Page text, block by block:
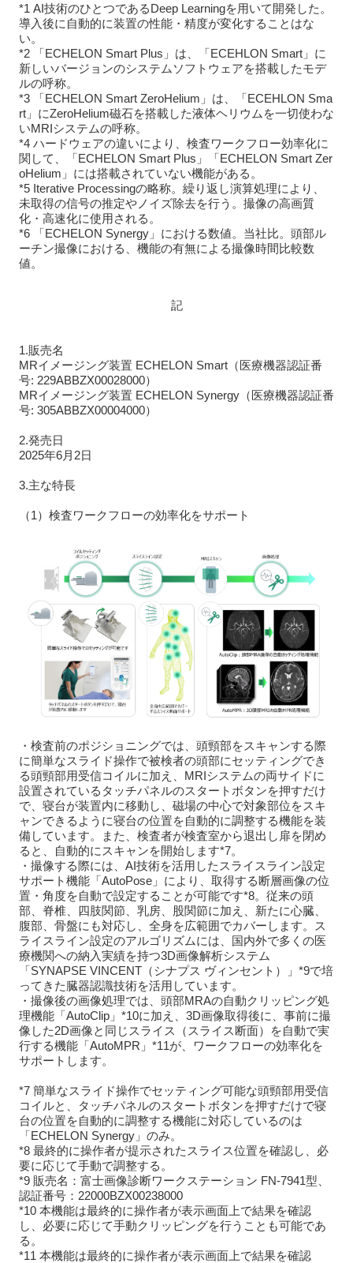
*1 AI技術のひとつであるDeep Learningを用いて開発した。
導入後に自動的に装置の性能・精度が変化することはな
い。
*2 「ECHELON Smart Plus」は、「ECEHLON Smart」に
新しいバージョンのシステムソフトウェアを搭載したモデ
ルの呼称。
*3 「ECHELON Smart ZeroHelium」は、「ECEHLON Sma
rt」にZeroHelium磁石を搭載した液体ヘリウムを一切使わな
いMRIシステムの呼称。
*4 ハードウェアの違いにより、検査ワークフロー効率化に
関して、「ECHELON Smart Plus」「ECHELON Smart Zer
oHelium」には搭載されていない機能がある。
*5 Iterative Processingの略称。繰り返し演算処理により、
未取得の信号の推定やノイズ除去を行う。撮像の高画質
化・高速化に使用される。
*6 「ECHELON Synergy」における数値。当社比。頭部ル
ーチン撮像における、機能の有無による撮像時間比較数
値。
記
1.販売名
MRイメージング装置 ECHELON Smart（医療機器認証番
号: 229ABBZX00028000）
MRイメージング装置 ECHELON Synergy（医療機器認証番
号: 305ABBZX00004000）
2.発売日
2025年6月2日
3.主な特長
（1）検査ワークフローの効率化をサポート
・検査前のポジショニングでは、頭頸部をスキャンする際
に簡単なスライド操作で被検者の頭部にセッティングでき
る頭頸部用受信コイルに加え、MRIシステムの両サイドに
設置されているタッチパネルのスタートボタンを押すだけ
で、寝台が装置内に移動し、磁場の中心で対象部位をスキ
ャンできるように寝台の位置を自動的に調整する機能を装
備しています。また、検査者が検査室から退出し扉を閉め
ると、自動的にスキャンを開始します*7。
・撮像する際には、AI技術を活用したスライスライン設定
サポート機能「AutoPose」により、取得する断層画像の位
置・角度を自動で設定することが可能です*8。従来の頭
部、脊椎、四肢関節、乳房、股関節に加え、新たに心臓、
腹部、骨盤にも対応し、全身を広範囲でカバーします。ス
ライスライン設定のアルゴリズムには、国内外で多くの医
療機関への納入実績を持つ3D画像解析システム
「SYNAPSE VINCENT（シナプス ヴィンセント）」*9で培
ってきた臓器認識技術を活用しています。
・撮像後の画像処理では、頭部MRAの自動クリッピング処
理機能「AutoClip」*10に加え、3D画像取得後に、事前に撮
像した2D画像と同じスライス（スライス断面）を自動で実
行する機能「AutoMPR」*11が、ワークフローの効率化を
サポートします。
*7 簡単なスライド操作でセッティング可能な頭頸部用受信
コイルと、タッチパネルのスタートボタンを押すだけで寝
台の位置を自動的に調整する機能に対応しているのは
「ECHELON Synergy」のみ。
*8 最終的に操作者が提示されたスライス位置を確認し、必
要に応じて手動で調整する。
*9 販売名：富士画像診断ワークステーション FN-7941型、
認証番号：22000BZX00238000
*10 本機能は最終的に操作者が表示画面上で結果を確認
し、必要に応じて手動クリッピングを行うことも可能であ
る。
*11 本機能は最終的に操作者が表示画面上で結果を確認